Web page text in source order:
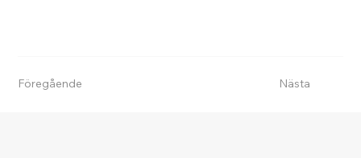
Föregående Nästa